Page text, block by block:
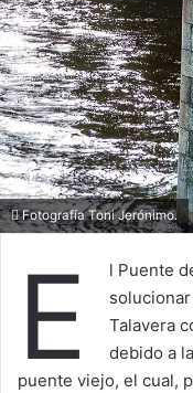
Fotografía Toni Jerónimo.
E
l Puente
Talavera
debido a
puente viejo, el cual,